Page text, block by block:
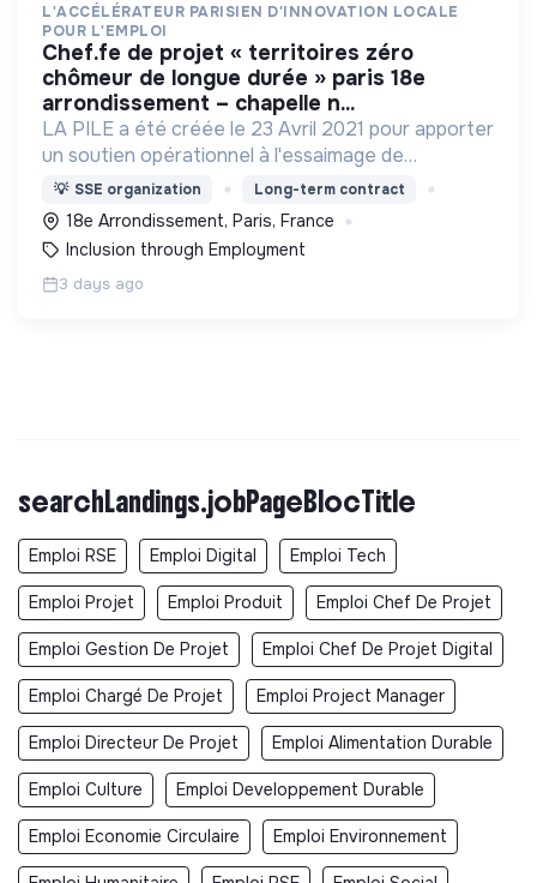
L'ACCÉLÉRATEUR PARISIEN D'INNOVATION LOCALE
POUR L'EMPLOI
chef.fe de projet « territoires zéro
chômeur de longue durée » paris 18e
arrondissement – chapelle n...
LA PILE a été créée le 23 Avril 2021 pour apporter
un soutien opérationnel à l'essaimage de
l’expérimentation "Territoires Zéro Chômeur de
Longue Durée" à Paris
💡 SSE organization Long-term contract
18e Arrondissement, Paris, France
Inclusion through Employment
3 days ago
searchLandings.jobPageBlocTitle
Emploi RSE Emploi Digital Emploi Tech
Emploi Projet Emploi Produit Emploi Chef De Projet
Emploi Gestion De Projet Emploi Chef De Projet Digital
Emploi Chargé De Projet Emploi Project Manager
Emploi Directeur De Projet Emploi Alimentation Durable
Emploi Culture Emploi Developpement Durable
Emploi Economie Circulaire Emploi Environnement